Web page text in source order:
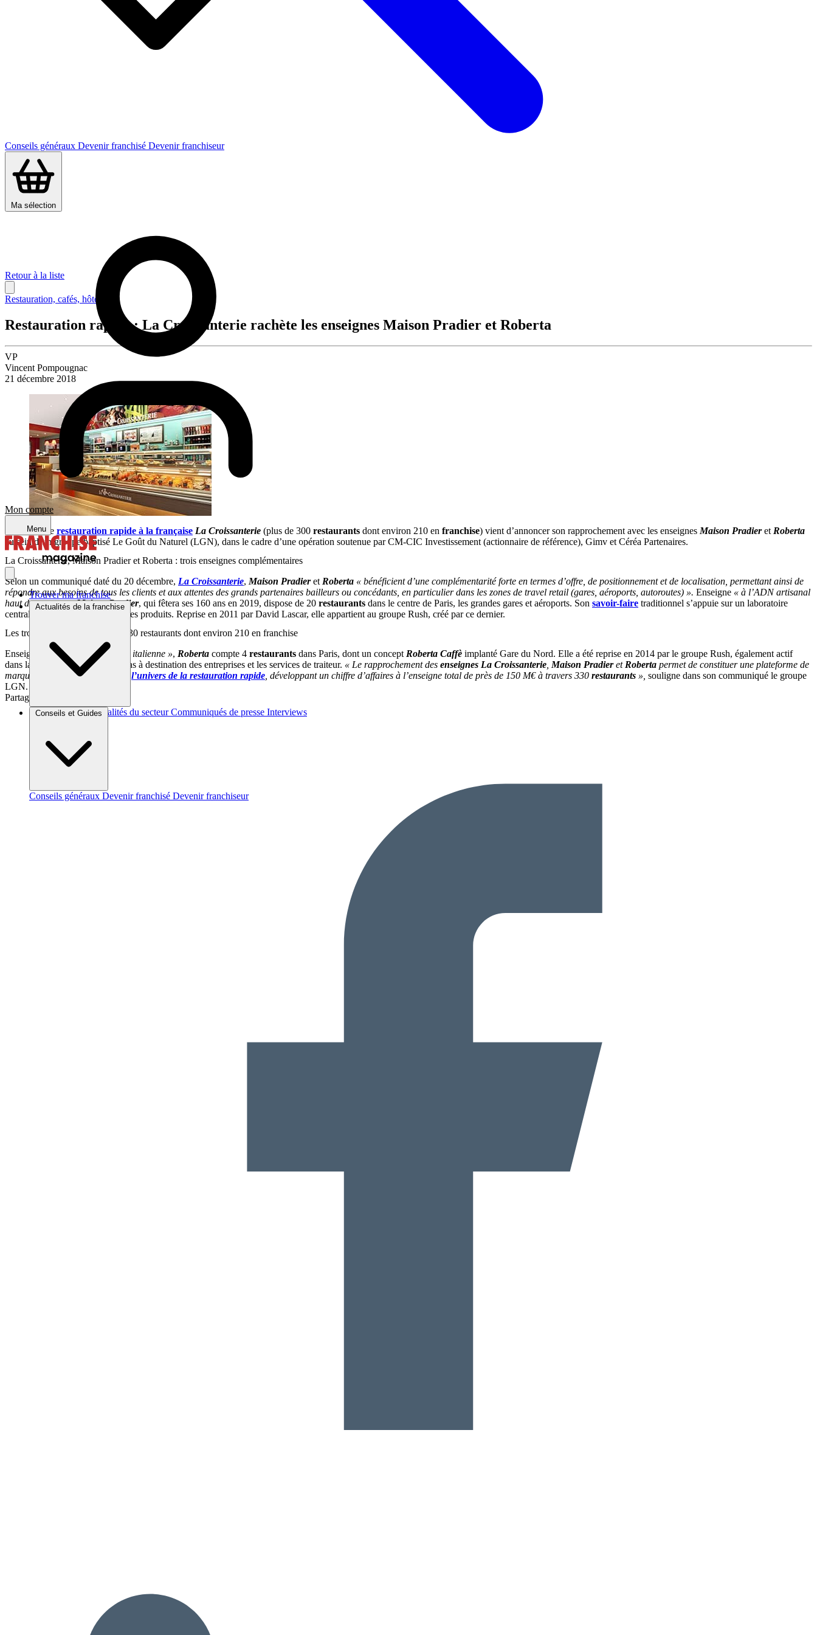
Conseils généraux Devenir franchisé Devenir franchiseur
Ma sélection
Mon compte
Menu
Trouver ma franchise
Actualités de la franchise
Brèves et actus Actualités du secteur Communiqués de presse Interviews
Conseils et Guides
Conseils généraux Devenir franchisé Devenir franchiseur
Retour à la liste
Restauration, cafés, hôtellerie
Restauration rapide : La Croissanterie rachète les enseignes Maison Pradier et Roberta
VP
Vincent Pompougnac
21 décembre 2018
La chaîne de restauration rapide à la française La Croissanterie (plus de 300 restaurants dont environ 210 en franchise) vient d’annoncer son rapprochement avec les enseignes Maison Pradieret Roberta
au sein d’un groupe baptisé Le Goût du Naturel (LGN), dans le cadre d’une opération soutenue par CM-CIC Investissement (actionnaire de référence), Gimv et Céréa Partenaires.
La Croissanterie, Maison Pradier et Roberta : trois enseignes complémentaires
Selon un communiqué daté du 20 décembre, La Croissanterie, Maison Pradieret Roberta « bénéficient d’une complémentarité forte en termes d’offre, de positionnement et de localisation, permettant ainsi de
répondre aux besoins de tous les clients et aux attentes des grands partenaires bailleurs ou concédants, en particulier dans les zones de travel retail (gares, aéroports, autoroutes) ». Enseigne « à l’ADN artisanal
haut de gamme »,Maison Pradier, qui fêtera ses 160 ans en 2019, dispose de 20 restaurants dans le centre de Paris, les grandes gares et aéroports. Son savoir-faire traditionnel s’appuie sur un laboratoire
central dédié à la fabrication de ses produits. Reprise en 2011 par David Lascar, elle appartient au groupe Rush, créé par ce dernier.
Les trois enseignes regroupent 330 restaurants dont environ 210 en franchise
Enseigne
« de tradition culinaire italienne », Roberta compte 4 restaurants dans Paris, dont un concept Roberta Caffè implanté Gare du Nord. Elle a été reprise en 2014 par le groupe Rush, également actif
dans la livraison de plateaux-repas à destination des entreprises et les services de traiteur. « Le rapprochement des enseignes La Croissanterie Maison Pradieret Roberta permet de constituer une plateforme de
marques unique en France dans l’univers de la restauration rapide , développant un chiffre d’affaires à l’enseigne total de près de 150 M€ à travers 330 restaurants », souligne dans son communiqué le groupe
LGN.
Partager sur :